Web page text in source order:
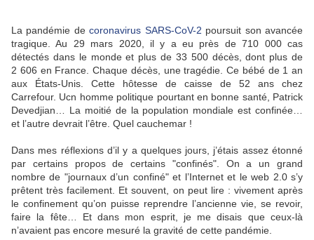
La pandémie decoronavirus SARS-CoV-2 poursuit son avancée
tragique. Au 29 mars 2020, il y a eu près de 710 000 cas
détectés dans le monde et plus de 33 500 décès, dont plus de
2 606 en France. Chaque décès, une tragédie. Ce bébé de 1 an
aux États-Unis. Cette hôtesse de caisse de 52 ans chez
Carrefour. Ucn homme politique pourtant en bonne santé, Patrick
Devedjian… La moitié de la population mondiale est confinée…
et l’autre devrait l’être. Quel cauchemar !
Dans mes réflexions d’il y a quelques jours, j’étais assez étonné
par certains propos de certains "confinés". On a un grand
nombre de "journaux d’un confiné" et l’Internet et le web 2.0 s’y
prêtent très facilement. Et souvent, on peut lire : vivement après
le confinement qu’on puisse reprendre l’ancienne vie, se revoir,
faire la fête… Et dans mon esprit, je me disais que ceux-là
n’avaient pas encore mesuré la gravité de cette pandémie.